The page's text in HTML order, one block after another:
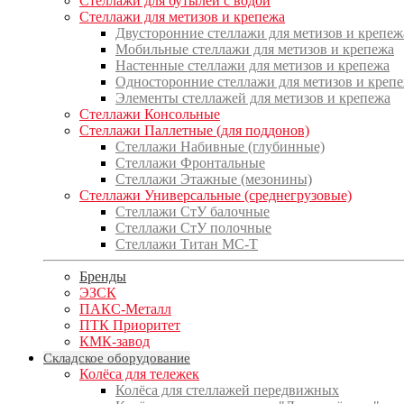
Стеллажи для метизов и крепежа
Двусторонние стеллажи для метизов и
Мобильные стеллажи для метизов и крепежа
Настенные стеллажи для метизов и крепежа
Односторонние стеллажи для метизов и
Элементы стеллажей для метизов и крепежа
Стеллажи Консольные
Стеллажи Паллетные (для поддонов)
Стеллажи Набивные (глубинные)
Стеллажи Фронтальные
Стеллажи Этажные (мезонины)
Стеллажи Универсальные (среднегрузовые)
Стеллажи СтУ балочные
Стеллажи СтУ полочные
Стеллажи Титан МС-Т
Бренды
ЭЗСК
ПАКС-Металл
ПТК Приоритет
КМК-завод
Складское оборудование
Колёса для тележек
Колёса для стеллажей передвижных